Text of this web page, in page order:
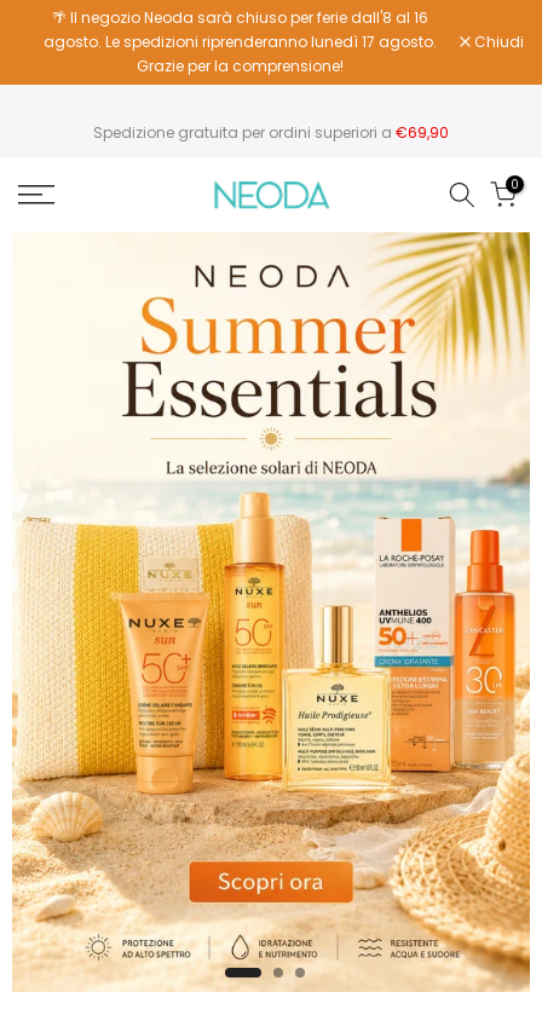
contenuto
🌴 Il negozio Neoda sarà chiuso per ferie dall'8 al 16
agosto. Le spedizioni riprenderanno lunedì 17 agosto.
Grazie per la comprensione!
Chiudi
Spedizione gratuita per ordini superiori a €69,90
0